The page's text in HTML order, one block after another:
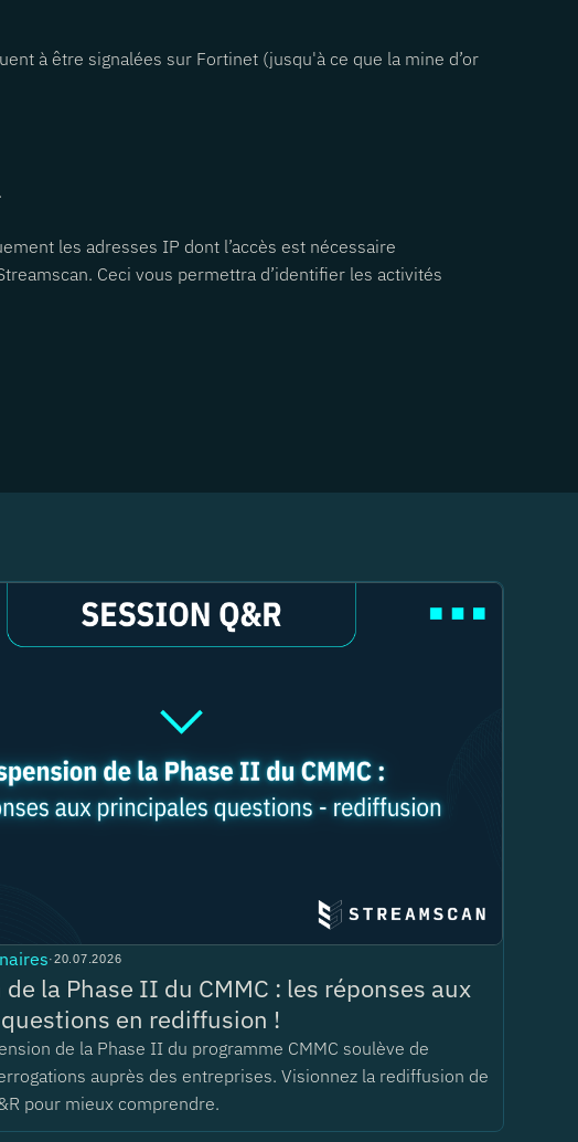
à être signalées sur Fortinet (jusqu'à ce que la mine d’or
les adresses IP dont l’accès est nécessaire
Ceci vous permettra d’identifier les activités
·20.07.2026
la Phase II du CMMC : les réponses aux
en rediffusion !
de la Phase II du programme CMMC soulève de
auprès des entreprises. Visionnez la rediffusion de
pour mieux comprendre.